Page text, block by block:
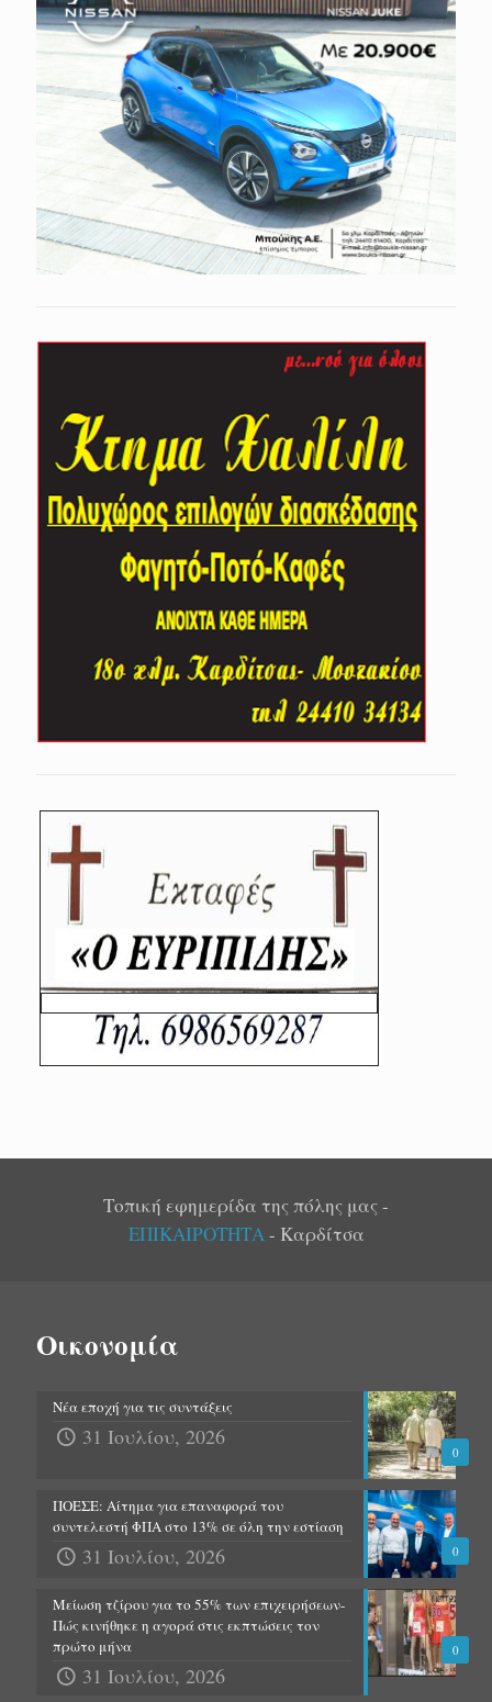
Τοπική εφημερίδα της πόλης μας -
ΕΠΙΚΑΙΡΟΤΗΤΑ- Καρδίτσα
Οικονομία
0
Νέα εποχή για τις συντάξεις
31 Ιουλίου, 2026
0
ΠΟΕΣΕ: Αίτημα για επαναφορά του
συντελεστή ΦΠΑ στο 13% σε όλη την εστίαση
31 Ιουλίου, 2026
0
Μείωση τζίρου για το 55% των επιχειρήσεων-
Πώς κινήθηκε η αγορά στις εκπτώσεις τον
πρώτο μήνα
31 Ιουλίου, 2026